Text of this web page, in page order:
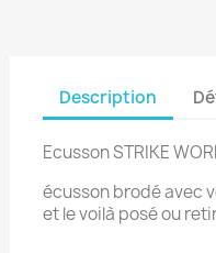
Description
Ecusson STRIKE
écusson brodé avec
et le voilà posé ou